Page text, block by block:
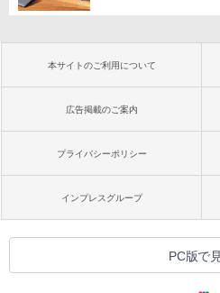
本サイトのご利用について
広告掲載のご案内
プライバシーポリシー
インプレスグループ
PC版で